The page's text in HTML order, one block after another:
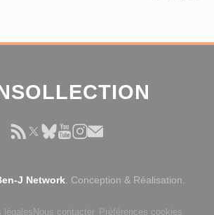
J Network. Conception & Réalisation.
légalesNous contacter Préférences cookies